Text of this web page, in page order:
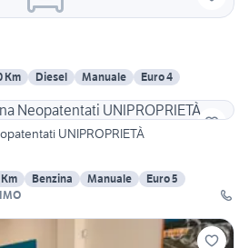
Km Diesel Manuale
Euro 4
UNIPROPRIETÀ
Benzina Manuale
Euro 5